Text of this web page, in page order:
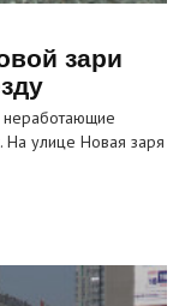
зари
неработающие
На улице Новая заря